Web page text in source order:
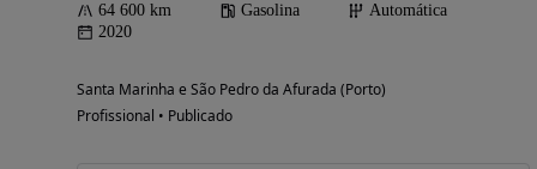
64 600 km Gasolina
Automática
2020
Santa Marinha e São Pedro da Afurada (Porto)
Profissional • Publicado